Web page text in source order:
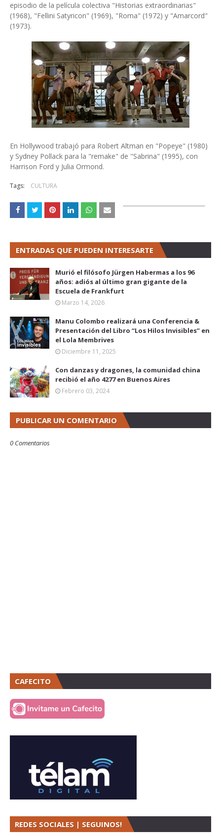
episodio de la película colectiva "Historias extraordinarias"
(1968), "Fellini Satyricon" (1969), "Roma" (1972) y "Amarcord"
(1973).
En Hollywood trabajó para Robert Altman en "Popeye" (1980)
y Sydney Pollack para la "remake" de "Sabrina" (1995), con
Harrison Ford y Julia Ormond.
Tags: CULTURA
ENTRADAS QUE PUEDEN INTERESARTE
Murió el filósofo Jürgen Habermas a los 96
años: adiós al último gran gigante de la
Escuela de Frankfurt
Marzo 14, 2026
Manu Colombo realizará una Conferencia &
Presentación del Libro “Los Hilos Invisibles” en
el Lola Membrives
Diciembre 11, 2025
Con danzas y dragones, la comunidad china
recibió el año 4277 en Buenos Aires
Febrero 03, 2024
PUBLICAR UN COMENTARIO
0 Comentarios
CAFECITO
REDES SOCIALES | SEGUINOS!